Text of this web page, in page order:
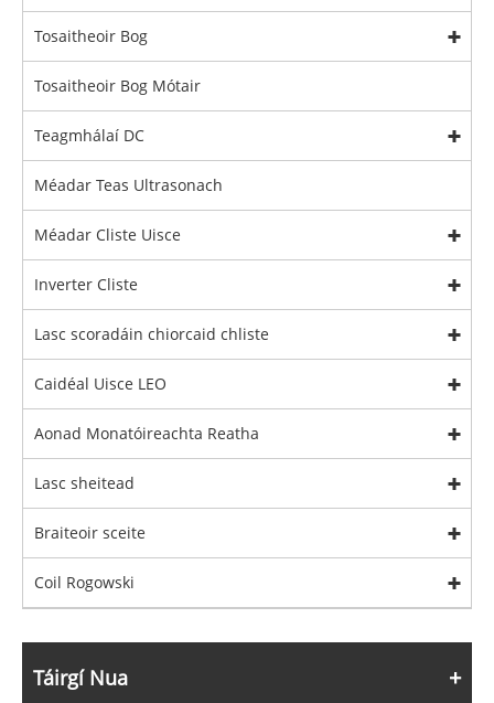
Tosaitheoir Bog
Tosaitheoir Bog Mótair
Teagmhálaí DC
Méadar Teas Ultrasonach
Méadar Cliste Uisce
Inverter Cliste
Lasc scoradáin chiorcaid chliste
Caidéal Uisce LEO
Aonad Monatóireachta Reatha
Lasc sheitead
Braiteoir sceite
Coil Rogowski
Táirgí Nua